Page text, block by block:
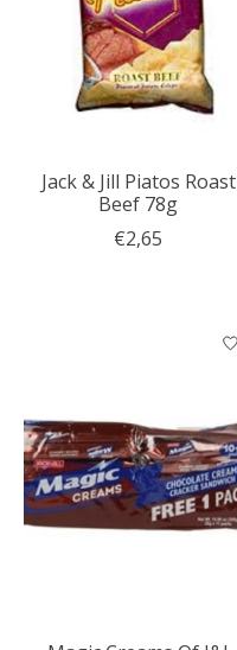
Jack & Jill Piatos Roast
Beef 78g
€2,65